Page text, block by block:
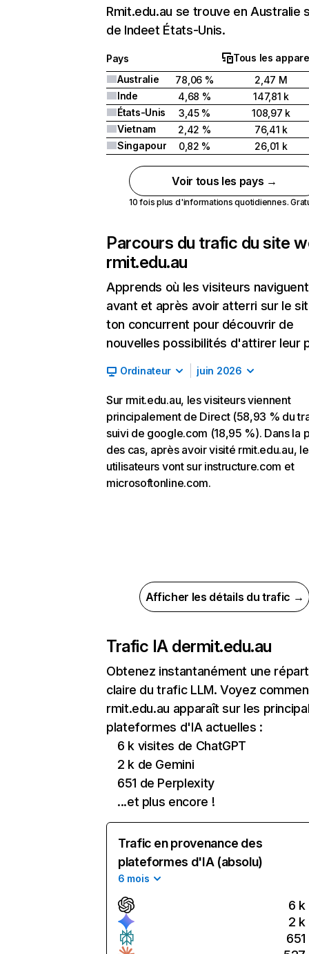
Rmit.edu.au se trouve en Australie
de Indeet États-Unis.
Pays
Tous les
Australie
78,06 %
2,47 M
Inde
4,68 %
147,81 k
États-Unis
3,45 %
108,97 k
Vietnam
2,42 %
76,41 k
Singapour
0,82 % 26,01 k
Voir tous les pays →
10 fois plus d'informations quotidiennes.
Parcours du trafic du site
rmit.edu.au
Apprends où les visiteurs naviguent
avant et après avoir atterri sur le
ton concurrent pour découvrir de
nouvelles possibilités d'attirer leur
Ordinateur juin 2026
Sur rmit.edu.au, les visiteurs viennent
principalement de Direct (58,93 % du
suivi de google.com (18,95 %). Dans la
des cas, après avoir visité rmit.edu.au,
utilisateurs vont sur instructure.com et
microsoftonline.com.
Afficher les détails du trafic →
Trafic IA dermit.edu.au
Obtenez instantanément une
claire du trafic LLM. Voyez
rmit.edu.au apparaît sur les
plateformes d'IA actuelles :
6 k visites de ChatGPT
2 k de Gemini
651 de Perplexity
...et plus encore !
Trafic en provenance des
plateformes d'IA (absolu)
6 mois
6 k
2 k
651